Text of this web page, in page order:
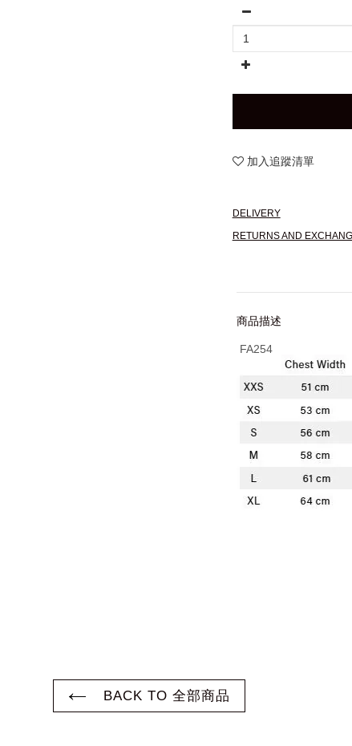
加入追蹤清單
DELIVERY
RETURNS AND
商品描述
FA254
BACK TO 全部商品